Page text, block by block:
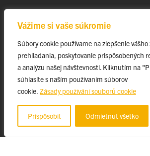
Vážime si vaše súkromie
Súbory cookie používame na zlepšenie vášho
prehliadania, poskytovanie prispôsobených
a analýzu našej návštevnosti. Kliknutím na
súhlasíte s naším používaním súborov
cookie. Zásady používání souborů cookie
Prispôsobiť Odmietnuť všetko
Projekty
Špičkové tímy
TIP-UPJŠ
Vedecké parky
Evidencia publikačnej činnosti
Habilitačné a vymenúvacie konania